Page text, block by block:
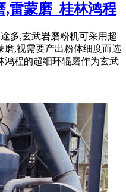
,雷蒙磨_桂林鸿程
多,玄武岩磨粉机可采用超
磨,视需要产出粉体细度而选
鸿程的超细环辊磨作为玄武